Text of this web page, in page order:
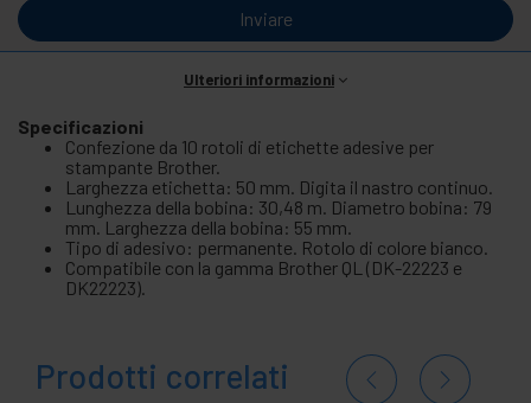
Inviare
Ulteriori informazioni
Specificazioni
Confezione da 10 rotoli di etichette adesive per
stampante Brother.
Larghezza etichetta: 50 mm. Digita il nastro continuo.
Lunghezza della bobina: 30,48 m. Diametro bobina: 79
mm. Larghezza della bobina: 55 mm.
Tipo di adesivo: permanente. Rotolo di colore bianco.
Compatibile con la gamma Brother QL (DK-22223 e
DK22223).
Prodotti correlati